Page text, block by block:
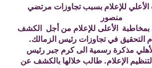
للإعلام بسبب تجاوزات مرتضي
منصور
بمخاطبة الأعلى للإعلام من أجل الكشف
في تجاوزات رئيس الزمالك.
مذكرة رسمية الى كرم جبر رئيس
الإعلام. طالب خلالها بالكشف عن